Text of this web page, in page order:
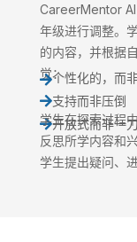
CareerMentor AI
年级进行调整。
的内容，并根据
觉：
个性化的，而
支持而非压倒
开放式而非一
学生在探索过程
反思所学内容和
学生提出疑问、